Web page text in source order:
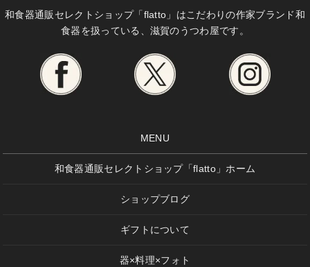
和食器通販セレクトショップ「flatto」はこだわりの作家ブランド和
食器を扱っている、滋賀のうつわ屋です。
MENU
和食器通販セレクトショップ「flatto」ホーム
ショップブログ
ギフトについて
器×料理×フォト